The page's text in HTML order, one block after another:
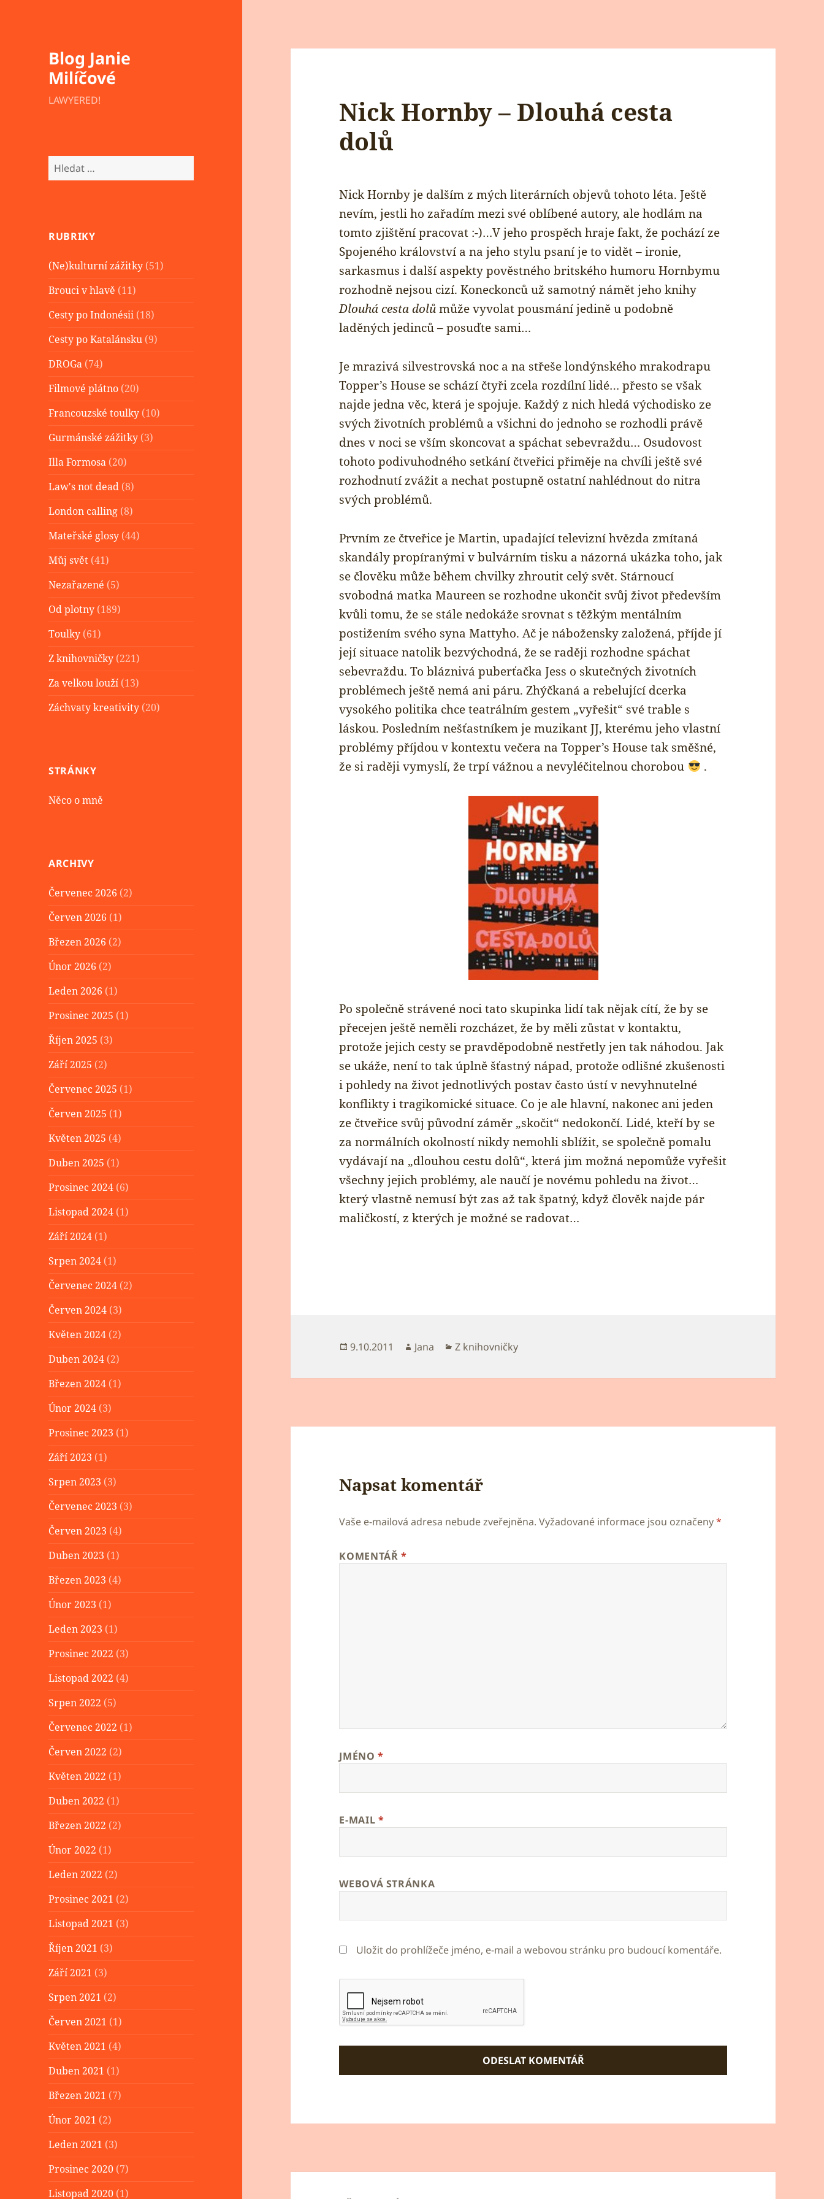
Blog Janie
Milíčové
LAWYERED!
Vyhledávání
RUBRIKY
(Ne)kulturní zážitky (51)
Brouci v hlavě (11)
Cesty po Indonésii (18)
Cesty po Katalánsku (9)
DROGa (74)
Filmové plátno (20)
Francouzské toulky (10)
Gurmánské zážitky (3)
Illa Formosa (20)
Law's not dead (8)
London calling (8)
Mateřské glosy (44)
Můj svět (41)
Nezařazené (5)
Od plotny (189)
Toulky (61)
Z knihovničky (221)
Za velkou louží (13)
Záchvaty kreativity (20)
STRÁNKY
Něco o mně
ARCHIVY
Červenec 2026 (2)
Červen 2026 (1)
Březen 2026 (2)
Únor 2026 (2)
Leden 2026 (1)
Prosinec 2025 (1)
Říjen 2025 (3)
Září 2025 (2)
Červenec 2025 (1)
Červen 2025 (1)
Květen 2025 (4)
Duben 2025 (1)
Prosinec 2024 (6)
Listopad 2024 (1)
Září 2024 (1)
Srpen 2024 (1)
Červenec 2024 (2)
Červen 2024 (3)
Květen 2024 (2)
Duben 2024 (2)
Březen 2024 (1)
Únor 2024 (3)
Prosinec 2023 (1)
Září 2023 (1)
Srpen 2023 (3)
Červenec 2023 (3)
Červen 2023 (4)
Duben 2023 (1)
Březen 2023 (4)
Únor 2023 (1)
Leden 2023 (1)
Prosinec 2022 (3)
Listopad 2022 (4)
Srpen 2022 (5)
Červenec 2022 (1)
Červen 2022 (2)
Květen 2022 (1)
Duben 2022 (1)
Březen 2022 (2)
Únor 2022 (1)
Leden 2022 (2)
Prosinec 2021 (2)
Listopad 2021 (3)
Říjen 2021 (3)
Září 2021 (3)
Srpen 2021 (2)
Červen 2021 (1)
Květen 2021 (4)
Duben 2021 (1)
Březen 2021 (7)
Únor 2021 (2)
Leden 2021 (3)
Prosinec 2020 (7)
Listopad 2020 (1)
Nick Hornby – Dlouhá cesta
dolů
Nick Hornby je dalším z mých literárních objevů tohoto léta. Ještě
nevím, jestli ho zařadím mezi své oblíbené autory, ale hodlám na
tomto zjištění pracovat :-)…V jeho prospěch hraje fakt, že pochází ze
Spojeného království a na jeho stylu psaní je to vidět – ironie,
sarkasmus i další aspekty pověstného britského humoru Hornbymu
rozhodně nejsou cizí. Koneckonců už samotný námět jeho knihy
Dlouhá cesta dolůmůže vyvolat pousmání jedině u podobně
laděných jedinců – posuďte sami…
Je mrazivá silvestrovská noc a na střeše londýnského mrakodrapu
Topper’s House se schází čtyři zcela rozdílní lidé… přesto se však
najde jedna věc, která je spojuje. Každý z nich hledá východisko ze
svých životních problémů a všichni do jednoho se rozhodli právě
dnes v noci se vším skoncovat a spáchat sebevraždu… Osudovost
tohoto podivuhodného setkání čtveřici přiměje na chvíli ještě své
rozhodnutí zvážit a nechat postupně ostatní nahlédnout do nitra
svých problémů.
Prvním ze čtveřice je Martin, upadající televizní hvězda zmítaná
skandály propíranými v bulvárním tisku a názorná ukázka toho, jak
se člověku může během chvilky zhroutit celý svět. Stárnoucí
svobodná matka Maureen se rozhodne ukončit svůj život především
kvůli tomu, že se stále nedokáže srovnat s těžkým mentálním
postižením svého syna Mattyho. Ač je nábožensky založená, příjde jí
její situace natolik bezvýchodná, že se raději rozhodne spáchat
sebevraždu. To bláznivá puberťačka Jess o skutečných životních
problémech ještě nemá ani páru. Zhýčkaná a rebelující dcerka
vysokého politika chce teatrálním gestem „vyřešit“ své trable s
láskou. Posledním nešťastníkem je muzikant JJ, kterému jeho vlastní
problémy příjdou v kontextu večera na Topper’s House tak směšné,
že si raději vymyslí, že trpí vážnou a nevyléčitelnou chorobou
.
Po společně strávené noci tato skupinka lidí tak nějak cítí, že by se
přecejen ještě neměli rozcházet, že by měli zůstat v kontaktu,
protože jejich cesty se pravděpodobně nestřetly jen tak náhodou. Jak
se ukáže, není to tak úplně šťastný nápad, protože odlišné zkušenosti
i pohledy na život jednotlivých postav často ústí v nevyhnutelné
konflikty i tragikomické situace. Co je ale hlavní, nakonec ani jeden
ze čtveřice svůj původní záměr „skočit“ nedokončí. Lidé, kteří by se
za normálních okolností nikdy nemohli sblížit, se společně pomalu
vydávají na „dlouhou cestu dolů“, která jim možná nepomůže vyřešit
všechny jejich problémy, ale naučí je novému pohledu na život…
který vlastně nemusí být zas až tak špatný, když člověk najde pár
maličkostí, z kterých je možné se radovat…
Publikováno:
9.10.2011 Autor:
Jana Rubriky:
Z knihovničky
Napsat komentář
Vaše e-mailová adresa nebude zveřejněna. Vyžadované informace jsou označeny*
KOMENTÁŘ*
JMÉNO*
E-MAIL *
WEBOVÁ STRÁNKA
Uložit do prohlížeče jméno, e-mail a webovou stránku pro budoucí komentáře.